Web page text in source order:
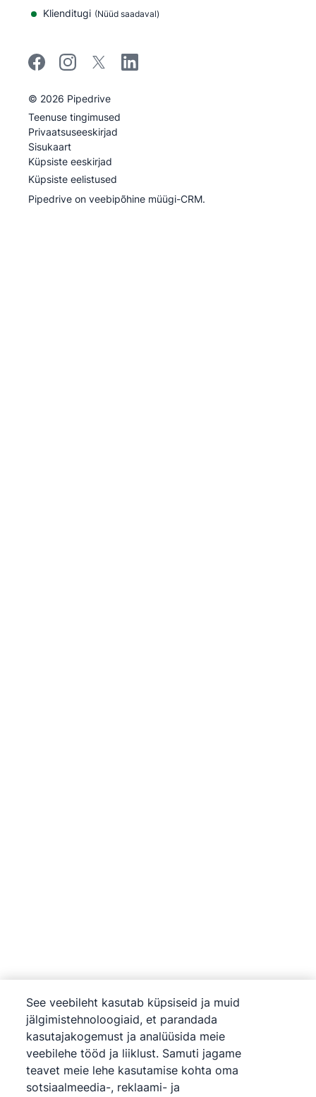
Klienditugi (Nüüd saadaval)
© 2026 Pipedrive
Pipedrive
Teenuse tingimused
Pipedrive
Privaatsuseeskirjad
Sisukaart
Küpsiste eeskirjad
Küpsiste eelistused
Pipedrive on veebipõhine müügi-CRM.
See veebileht kasutab küpsiseid ja muid
jälgimistehnoloogiaid, et parandada
kasutajakogemust ja analüüsida meie
veebilehe tööd ja liiklust. Samuti jagame
teavet meie lehe kasutamise kohta oma
sotsiaalmeedia-, reklaami- ja